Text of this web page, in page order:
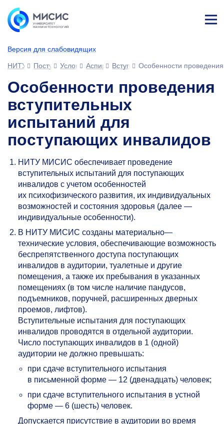
Версия для слабовидящих
ине
НИТУ МИСИСПоступающимУсловия приема
АспирантураВступительные испытания
Особенности
Особенности проведения
вступительных
испытаний для
поступающих инвалидов
НИТУ МИСИС обеспечивает проведение
вступительных испытаний для поступающих
инвалидов с учетом особенностей
их психофизического развития, их индивидуальных
возможностей и состояния здоровья (далее —
индивидуальные особенности).
В НИТУ МИСИС созданы материально—
технические условия, обеспечивающие возможность
беспрепятственного доступа поступающих
инвалидов в аудитории, туалетные и другие
помещения, а также их пребывания в указанных
помещениях (в том числе наличие пандусов,
подъемников, поручней, расширенных дверных
проемов, лифтов).
Вступительные испытания для поступающих
инвалидов проводятся в отдельной аудитории.
Число поступающих инвалидов в 1 (одной)
аудитории не должно превышать:
при сдаче вступительного испытания
в письменной форме — 12 (двенадцать) человек;
при сдаче вступительного испытания в устной
форме — 6 (шесть) человек.
Допускается присутствие в аудитории во время